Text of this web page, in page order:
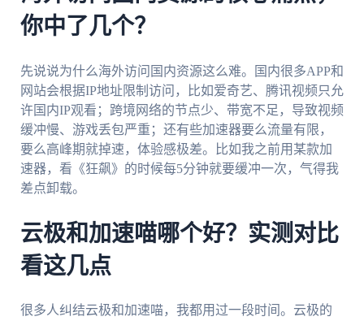
你中了几个？
先说说为什么海外访问国内资源这么难。国内很多APP和
网站会根据IP地址限制访问，比如爱奇艺、腾讯视频只允
许国内IP观看；跨境网络的节点少、带宽不足，导致视频
缓冲慢、游戏丢包严重；还有些加速器要么流量有限，
要么高峰期就掉速，体验感极差。比如我之前用某款加
速器，看《狂飙》的时候每5分钟就要缓冲一次，气得我
差点卸载。
云极和加速喵哪个好？实测对比
看这几点
很多人纠结云极和加速喵，我都用过一段时间。云极的